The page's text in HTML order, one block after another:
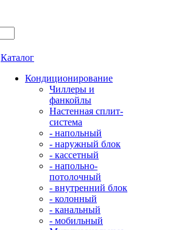
Каталог
Кондиционирование
Чиллеры и
фанкойлы
Настенная сплит-
система
- напольный
- наружный блок
- кассетный
- напольно-
потолочный
- внутренний блок
- колонный
- канальный
- мобильный